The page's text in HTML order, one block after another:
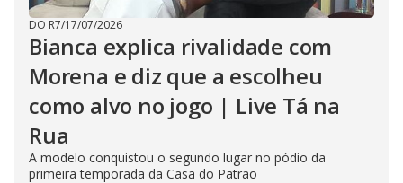
DO R7/17/07/2026
Bianca explica rivalidade com
Morena e diz que a escolheu
como alvo no jogo | Live Tá na
Rua
A modelo conquistou o segundo lugar no pódio da
primeira temporada da Casa do Patrão